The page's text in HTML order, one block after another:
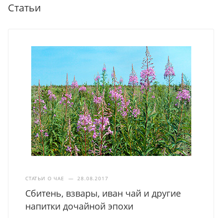
Статьи
СТАТЬИ О ЧАЕ — 28.08.2017
Сбитень, взвары, иван чай и другие
напитки дочайной эпохи